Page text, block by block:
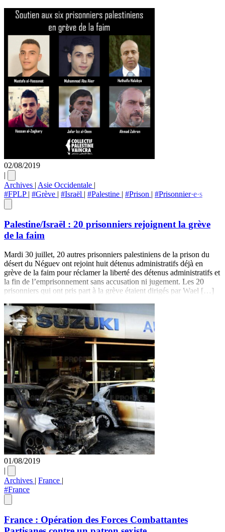
02/08/2019
|
Archives | Asie Occidentale |
#FPLP | #Grève | #Israël | #Palestine | #Prison | #Prisonnier·e·s
Palestine/Israël : 20 prisonniers rejoignent la grève
de la faim
Mardi 30 juillet, 20 autres prisonniers palestiniens de la prison du
désert du Néguev ont rejoint huit détenus administratifs déjà en
grève de la faim pour réclamer la liberté des détenus administratifs et
la fin de l’emprisonnement sans accusation ni jugement. Les 20
prisonniers qui ont pris part à la grève étaient dirigés par Wael […]
01/08/2019
|
Archives | France |
#France
France : Opération des Forces Combattantes